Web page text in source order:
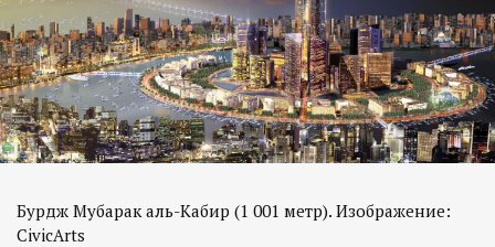
Бурдж Мубарак аль-Кабир (1 001 метр). Изображение:
CivicArts